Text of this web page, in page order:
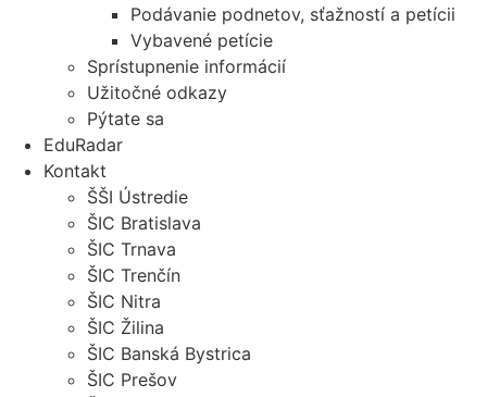
Podávanie podnetov, sťažností a petícii
Vybavené petície
Sprístupnenie informácií
Užitočné odkazy
Pýtate sa
EduRadar
Kontakt
ŠŠI Ústredie
ŠIC Bratislava
ŠIC Trnava
ŠIC Trenčín
ŠIC Nitra
ŠIC Žilina
ŠIC Banská Bystrica
ŠIC Prešov